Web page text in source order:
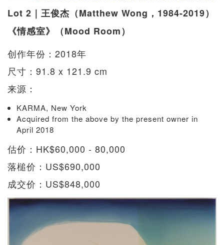
Lot 2｜王俊杰（Matthew Wong，1984-2019）
《情感室》（Mood Room）
创作年份：2018年
尺寸：91.8 x 121.9 cm
来源：
KARMA, New York
Acquired from the above by the present owner in
April 2018
估价：HK$60,000 - 80,000
落槌价：US$690,000
成交价：US$848,000